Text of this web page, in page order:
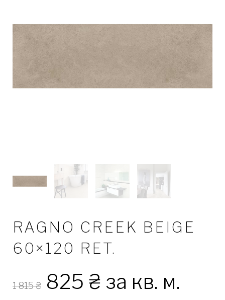
RAGNO CREEK BEIGE
60×120 RET.
1 815₴ 825 ₴ за кв. м.